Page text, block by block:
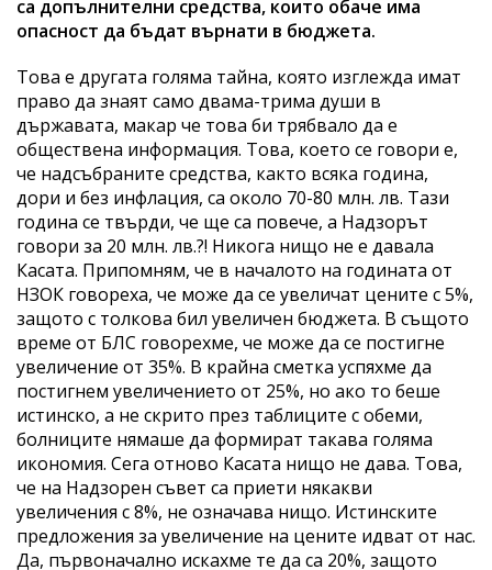
са допълнителни средства, които обаче има
опасност да бъдат върнати в бюджета.
Това е другата голяма тайна, която изглежда имат
право да знаят само двама-трима души в
държавата, макар че това би трябвало да е
обществена информация. Това, което се говори е,
че надсъбраните средства, както всяка година,
дори и без инфлация, са около 70-80 млн. лв. Тази
година се твърди, че ще са повече, а Надзорът
говори за 20 млн. лв.?! Никога нищо не е давала
Касата. Припомням, че в началото на годината от
НЗОК говореха, че може да се увеличат цените с 5%,
защото с толкова бил увеличен бюджета. В същото
време от БЛС говорехме, че може да се постигне
увеличение от 35%. В крайна сметка успяхме да
постигнем увеличението от 25%, но ако то беше
истинско, а не скрито през таблиците с обеми,
болниците нямаше да формират такава голяма
икономия. Сега отново Касата нищо не дава. Това,
че на Надзорен съвет са приети някакви
увеличения с 8%, не означава нищо. Истинските
предложения за увеличение на цените идват от нас.
Да, първоначално искахме те да са 20%, защото